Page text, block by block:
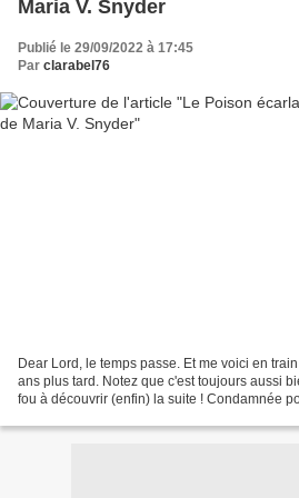
Maria V. Snyder
Publié le 29/09/2022 à 17:45
Par clarabel76
Dear Lord, le temps passe. Et me voici en
ans plus tard. Notez que c'est toujours aussi
fou à découvrir (enfin) la suite ! Condamnée